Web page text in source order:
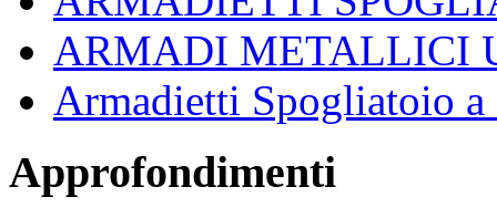
ARMADI METALLICI
Armadietti Spogliatoio a
Approfondimenti